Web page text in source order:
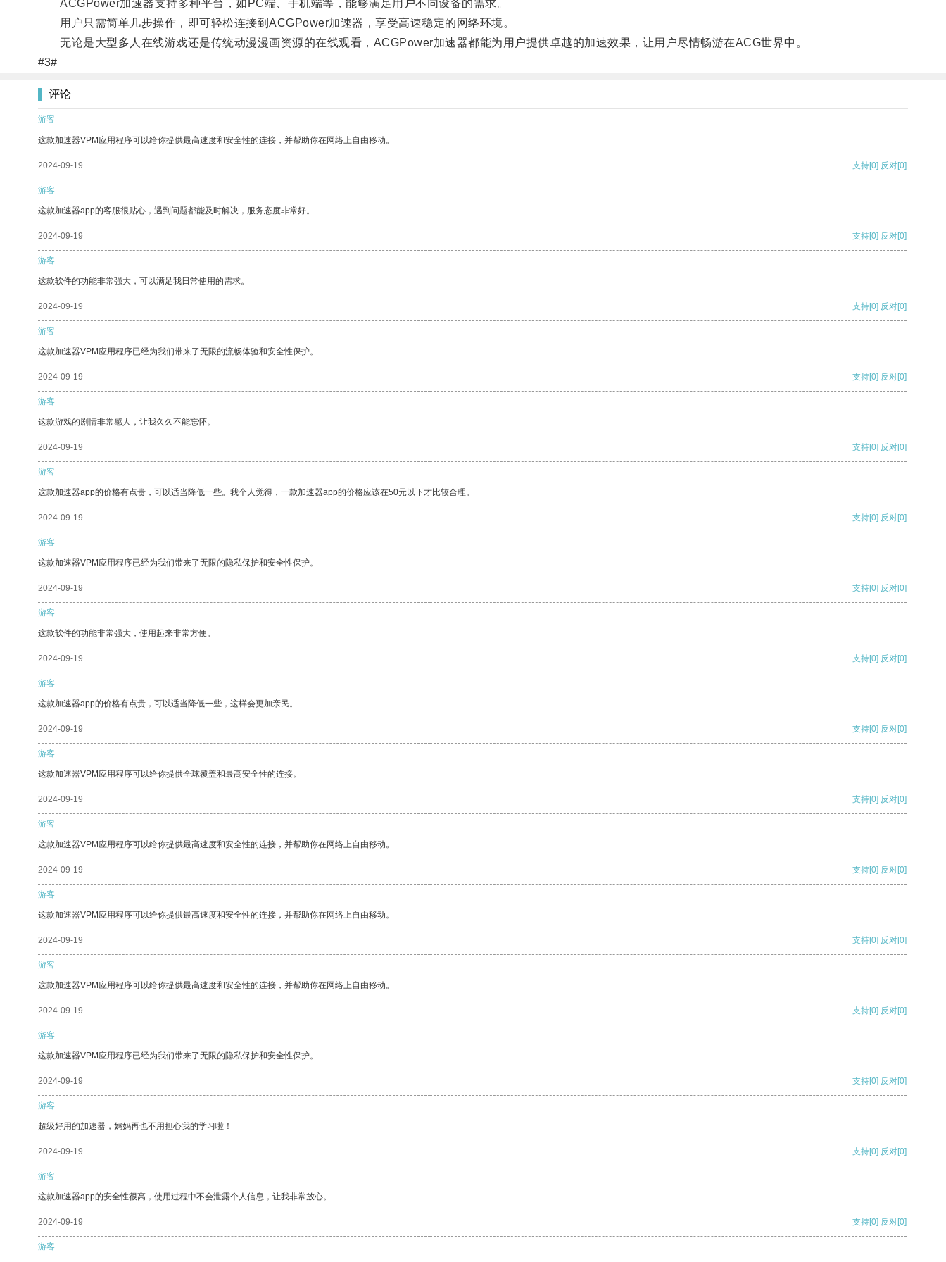
ACGPower加速器支持多种平台，如PC端、手机端等，能够满足用户不同设备的需求。
用户只需简单几步操作，即可轻松连接到ACGPower加速器，享受高速稳定的网络环境。
无论是大型多人在线游戏还是传统动漫漫画资源的在线观看，ACGPower加速器都能为用户提供卓越的加速效果，让用户尽情畅游在ACG世界中。
#3#
评论
游客
这款加速器VPM应用程序可以给你提供最高速度和安全性的连接，并帮助你在网络上自由移动。
2024-09-19 支持[0] 反对[0]
游客
这款加速器app的客服很贴心，遇到问题都能及时解决，服务态度非常好。
2024-09-19 支持[0] 反对[0]
游客
这款软件的功能非常强大，可以满足我日常使用的需求。
2024-09-19 支持[0] 反对[0]
游客
这款加速器VPM应用程序已经为我们带来了无限的流畅体验和安全性保护。
2024-09-19 支持[0] 反对[0]
游客
这款游戏的剧情非常感人，让我久久不能忘怀。
2024-09-19 支持[0] 反对[0]
游客
这款加速器app的价格有点贵，可以适当降低一些。我个人觉得，一款加速器app的价格应该在50元以下才比较合理。
2024-09-19 支持[0] 反对[0]
游客
这款加速器VPM应用程序已经为我们带来了无限的隐私保护和安全性保护。
2024-09-19 支持[0] 反对[0]
游客
这款软件的功能非常强大，使用起来非常方便。
2024-09-19 支持[0] 反对[0]
游客
这款加速器app的价格有点贵，可以适当降低一些，这样会更加亲民。
2024-09-19 支持[0] 反对[0]
游客
这款加速器VPM应用程序可以给你提供全球覆盖和最高安全性的连接。
2024-09-19 支持[0] 反对[0]
游客
这款加速器VPM应用程序可以给你提供最高速度和安全性的连接，并帮助你在网络上自由移动。
2024-09-19 支持[0] 反对[0]
游客
这款加速器VPM应用程序可以给你提供最高速度和安全性的连接，并帮助你在网络上自由移动。
2024-09-19 支持[0] 反对[0]
游客
这款加速器VPM应用程序可以给你提供最高速度和安全性的连接，并帮助你在网络上自由移动。
2024-09-19 支持[0] 反对[0]
游客
这款加速器VPM应用程序已经为我们带来了无限的隐私保护和安全性保护。
2024-09-19 支持[0] 反对[0]
游客
超级好用的加速器，妈妈再也不用担心我的学习啦！
2024-09-19 支持[0] 反对[0]
游客
这款加速器app的安全性很高，使用过程中不会泄露个人信息，让我非常放心。
2024-09-19 支持[0] 反对[0]
游客